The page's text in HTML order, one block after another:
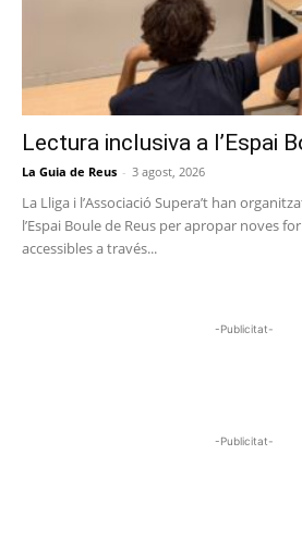
Lectura inclusiva a l’Espai
La Guia de Reus - 3 agost, 2026
La Lliga i l’Associació Supera’t han
l’Espai Boule de Reus per apropar noves
accessibles a través...
-Publicitat-
-Publicitat-